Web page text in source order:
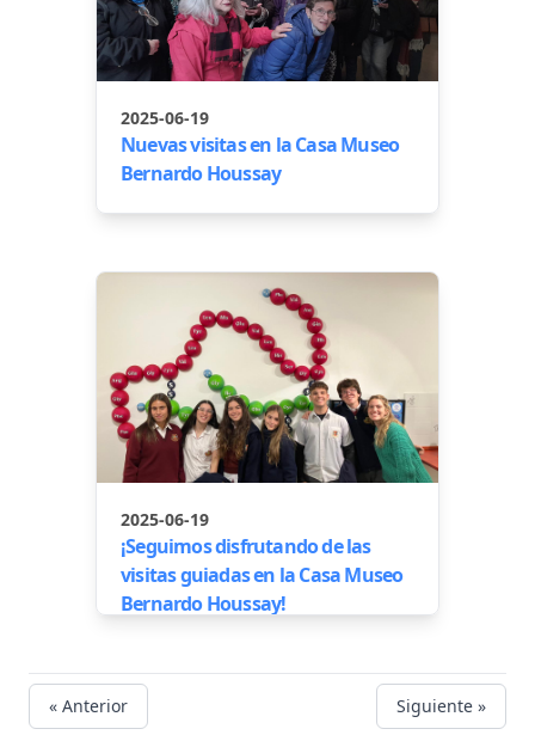
2025-06-19
Nuevas visitas en la Casa Museo
Bernardo Houssay
2025-06-19
¡Seguimos disfrutando de las
visitas guiadas en la Casa Museo
Bernardo Houssay!
« Anterior Siguiente »